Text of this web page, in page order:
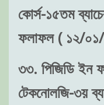
কোর্স-১৫তম
ফলাফল ( ১২/
৩৩. পিজিডি ইন
টেকনোলজি-৩য়